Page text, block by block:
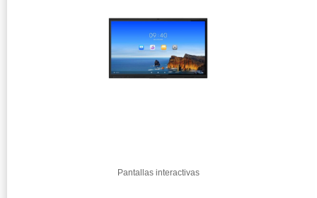
Pantallas interactivas